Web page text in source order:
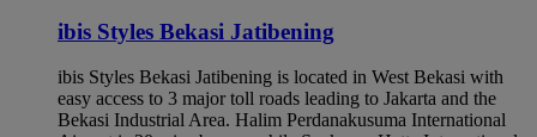
ibis Styles Bekasi Jatibening
ibis Styles Bekasi Jatibening is located in West Bekasi with
easy access to 3 major toll roads leading to Jakarta and the
Bekasi Industrial Area. Halim Perdanakusuma International